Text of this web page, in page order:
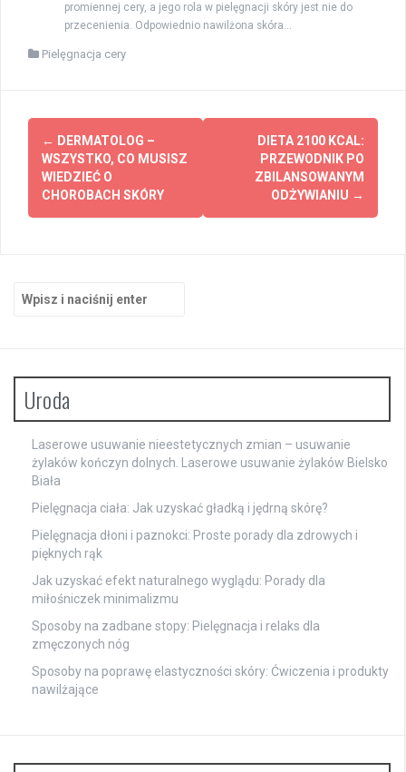
promiennej cery, a jego rola w pielęgnacji skóry jest nie do
przecenienia. Odpowiednio nawilżona skóra...
Pielęgnacja cery
Zobacz
wpisy
← DERMATOLOG –
WSZYSTKO, CO MUSISZ
WIEDZIEĆ O
CHOROBACH SKÓRY
DIETA 2100 KCAL:
PRZEWODNIK PO
ZBILANSOWANYM
ODŻYWIANIU →
Szukaj:
Uroda
Laserowe usuwanie nieestetycznych zmian – usuwanie
żylaków kończyn dolnych. Laserowe usuwanie żylaków Bielsko
Biała
Pielęgnacja ciała: Jak uzyskać gładką i jędrną skórę?
Pielęgnacja dłoni i paznokci: Proste porady dla zdrowych i
pięknych rąk
Jak uzyskać efekt naturalnego wyglądu: Porady dla
miłośniczek minimalizmu
Sposoby na zadbane stopy: Pielęgnacja i relaks dla
zmęczonych nóg
Sposoby na poprawę elastyczności skóry: Ćwiczenia i produkty
nawilżające